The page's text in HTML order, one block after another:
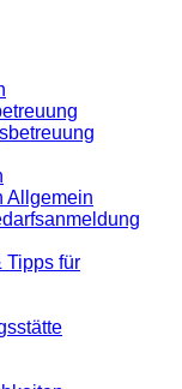
Allgemein
Tipps für